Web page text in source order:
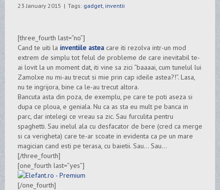
23 January 2015 | Tags: gadget inventii
[three_fourth last=”no”]
Cand te uiti la inventiile astea care iti rezolva intr-un mod
extrem de simplu tot felul de probleme de care inevitabil te-
ai lovit la un moment dat, iti vine sa zici “baaaai, cum tunelul lui
Zamolxe nu mi-au trecut si mie prin cap ideile astea?!”. Lasa,
nu te ingrijora, bine ca le-au trecut altora.
Bancuta asta din poza, de exemplu, pe care te poti aseza si
dupa ce ploua, e geniala. Nu ca as sta eu mult pe banca in
parc, dar intelegi ce vreau sa zic. Sau furculita pentru
spaghetti. Sau inelul ala cu desfacator de bere (cred ca merge
si ca verigheta) care te-ar scoate in evidenta ca pe un mare
magician cand esti pe terasa, cu baietii. Sau… Sau…
[/three_fourth]
[one_fourth last=”yes”]
[/one_fourth]